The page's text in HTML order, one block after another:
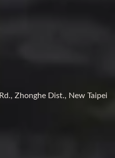
Zhonghe Dist., New Taipei